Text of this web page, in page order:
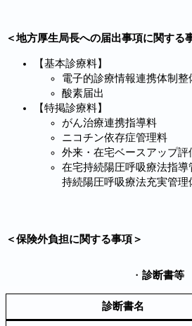
＜地方厚生局長への届出事項に関する
【基本診療料】
電子的診療情報連携体制整
酸素届出
【特掲診療料】
がん治療連携指導料
ニコチン依存症管理料
外来・在宅ベースアップ
在宅持続陽圧呼吸療法指
持続陽圧呼吸療法充実管理
＜保険外負担に関する事項＞
・ 診断書等
診断書名